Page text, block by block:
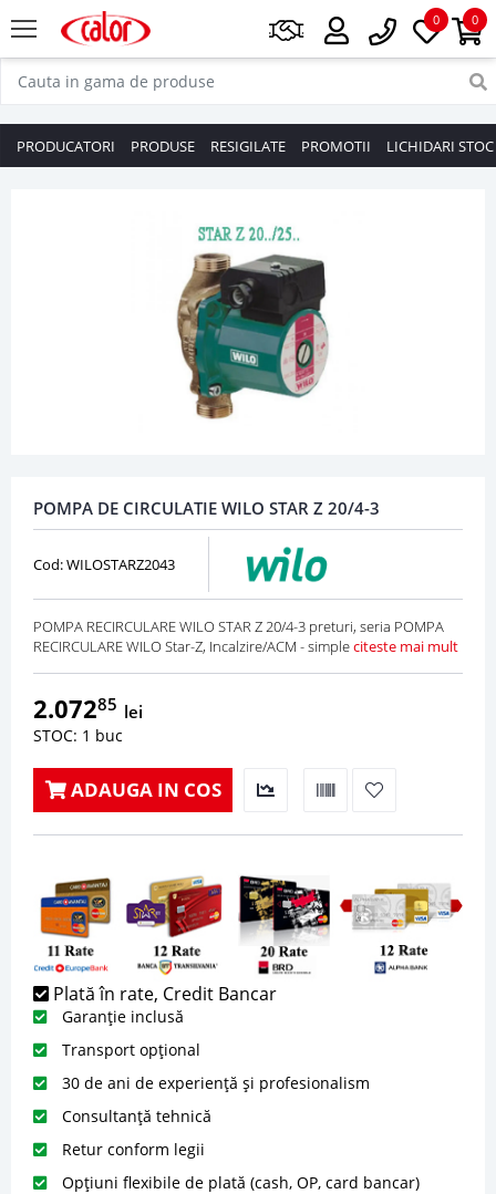
0
0
PRODUCATORI PRODUSE RESIGILATE PROMOTII LICHIDARI STOC
POMPA DE CIRCULATIE WILO STAR Z 20/4-3
Cod: WILOSTARZ2043
POMPA RECIRCULARE WILO STAR Z 20/4-3 preturi, seria POMPA
RECIRCULARE WILO Star-Z, Incalzire/ACM - simpleciteste mai mult
2.07285 lei
STOC: 1 buc
ADAUGA IN COS
Plată în rate, Credit Bancar
Garanție inclusă
Transport opțional
30 de ani de experiență și profesionalism
Consultanță tehnică
Retur conform legii
Opțiuni flexibile de plată (cash, OP, card bancar)